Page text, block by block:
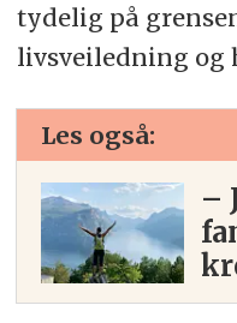
tydelig på
livsveiledning og
Les også:
–